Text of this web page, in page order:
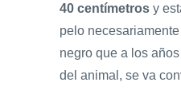
40 centímetros y
pelo
negro que a los
del animal, se va